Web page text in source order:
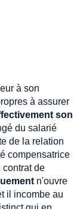
à son
à assurer
son
du salarié
de la relation
compensatrice
contrat de
n'ouvre
il incombe au